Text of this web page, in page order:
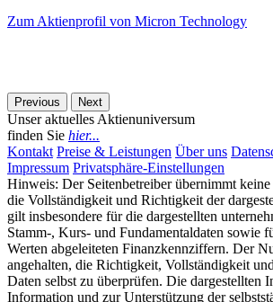
Zum Aktienprofil von Micron Technology
Previous Next
Unser aktuelles Aktienuniversum
finden Sie hier...
Kontakt Preise & Leistungen Über uns
Impressum Privatsphäre-Einstellungen
Hinweis: Der Seitenbetreiber übernimmt
die Vollständigkeit und Richtigkeit der
gilt insbesondere für die dargestellten
Stamm-, Kurs- und Fundamentaldaten sowie
Werten abgeleiteten Finanzkennziffern. Der
angehalten, die Richtigkeit, Vollständigkeit
Daten selbst zu überprüfen. Die dargestellten
Information und zur Unterstützung der